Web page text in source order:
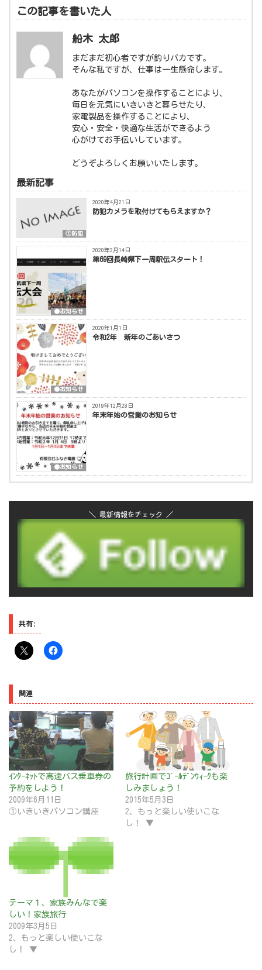
この記事を書いた人
船木 太郎
まだまだ初心者ですが釣りバカです。
そんな私ですが、仕事は一生懸命します。
あなたがパソコンを操作することにより、
毎日を元気にいきいきと暮らせたり、
家電製品を操作することにより、
安心・安全・快適な生活ができるよう
心がけてお手伝いしています。
どうぞよろしくお願いいたします。
最新記事
①防犯
2020年4月21日
防犯カメラを取付けてもらえますか？
●お知らせ
2020年2月14日
第69回長崎県下一周駅伝スタート！
●お知らせ
2020年1月1日
令和2年 新年のごあいさつ
●お知らせ
2019年12月28日
年末年始の営業のお知らせ
＼ 最新情報をチェック ／
共有:
関連
ｲﾝﾀｰﾈｯﾄで高速バス乗車券の
予約をしよう！
2009年6月11日
①いきいきパソコン講座
旅行計画でｺﾞｰﾙﾃﾞﾝｳｨｰｸも楽
しみましょう！
2015年5月3日
2、もっと楽しい使いこな
し！ ▼
テーマ１、家族みんなで楽
しい！家族旅行
2009年3月5日
2、もっと楽しい使いこな
し！ ▼